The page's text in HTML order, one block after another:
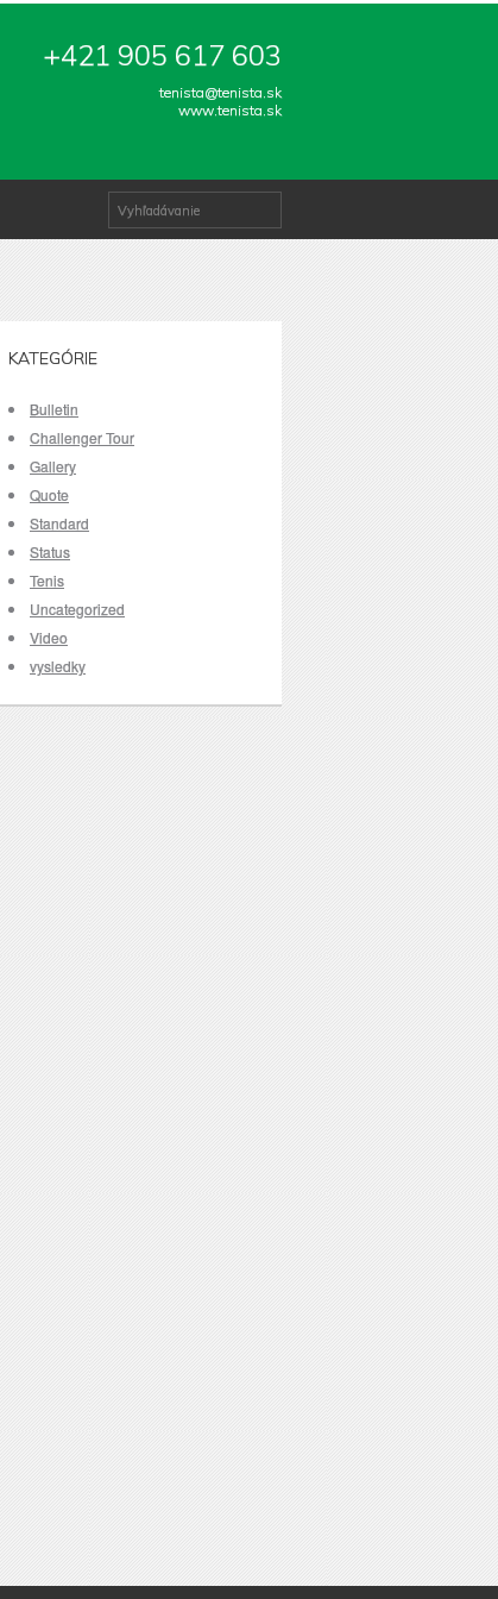
+421 905 617 603
tenista@tenista.sk
www.tenista.sk
KATEGÓRIE
Bulletin
Challenger Tour
Gallery
Quote
Standard
Status
Tenis
Uncategorized
Video
vysledky